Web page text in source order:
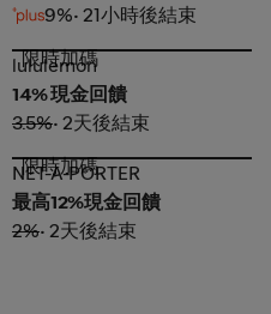
9%• 21小時後結束
lululemon
限時加碼
lululemon
14% 現金回饋
3.5%• 2天後結束
NET-A-PORTER
限時加碼
NET-A-PORTER
最高12%現金回饋
2%• 2天後結束